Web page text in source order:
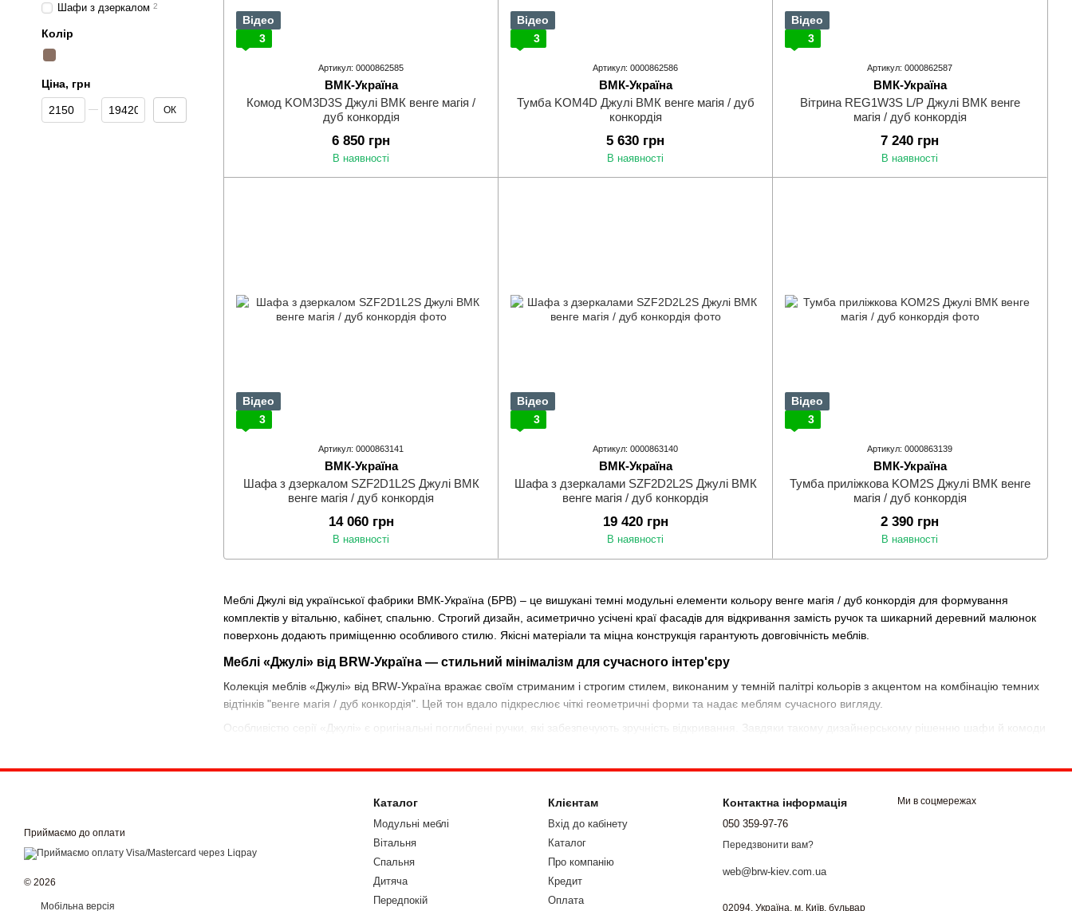
Меблі Джулі від української фабрики ВМК-Україна (БРВ) – це вишукані темні модульні елементи кольору венге магія / дуб конкордія для формування
комплектів у вітальню, кабінет, спальню. Строгий дизайн, асиметрично усічені краї фасадів для відкривання замість ручок та шикарний деревний малюнок
поверхонь додають приміщенню особливого стилю. Якісні матеріали та міцна конструкція гарантують довговічність меблів.
Меблі «Джулі» від BRW-Україна — стильний мінімалізм для сучасного інтер'єру
Колекція меблів «Джулі» від BRW-Україна вражає своїм стриманим і строгим стилем, виконаним у темній палітрі кольорів з акцентом на комбінацію темних
відтінків "венге магія / дуб конкордія". Цей тон вдало підкреслює чіткі геометричні форми та надає меблям сучасного вигляду.
Особливістю серії «Джулі» є оригінальні поглиблені ручки, які забезпечують зручність відкривання. Завдяки такому дизайнерському рішенню шафи й комоди
Модульні меблі «Джулі» підходять для облаштування спальні, вітальні та робочого кабінету. У колекції є чотиридверна шафа для великої кількості речей, а
комфортного робочого простору.
Замовити меблі «Джулі» від BRW-Україна можна в інтернет-магазині «Меблівка» з доставкою по всій Україні.
Відео
3
Артикул: 0000862585
ВМК-Україна
Комод KOM3D3S Джулі ВМК венге магія /
дуб конкордія
6 850 грн
В наявності
Відео
3
Артикул: 0000862586
ВМК-Україна
Тумба KOM4D Джулі ВМК венге магія / дуб
конкордія
5 630 грн
В наявності
Відео
3
Артикул: 0000862587
ВМК-Україна
Вiтрина REG1W3S L/P Джулі ВМК венге
магія / дуб конкордія
7 240 грн
В наявності
Відео
3
Артикул: 0000863141
ВМК-Україна
Шафа з дзеркалом SZF2D1L2S Джулі ВМК
венге магія / дуб конкордія
14 060 грн
В наявності
Відео
3
Артикул: 0000863140
ВМК-Україна
Шафа з дзеркалами SZF2D2L2S Джулі ВМК
венге магія / дуб конкордія
19 420 грн
В наявності
Відео
3
Артикул: 0000863139
ВМК-Україна
Тумба приліжкова KOM2S Джулі ВМК венге
магія / дуб конкордія
2 390 грн
В наявності
Шафи з дзеркалом 2
Колір
Ціна, грн
Від Ціна, грн
До Ціна, грн ОК
Приймаємо до оплати
© 2026
Мобільна версія
Каталог
Модульні меблі
Вітальня
Спальня
Дитяча
Передпокій
Клієнтам
Вхід до кабінету
Каталог
Про компанію
Кредит
Оплата
Контактна інформація
050 359-97-76
Передзвонити вам?
web@brw-kiev.com.ua
02094, Україна, м. Київ, бульвар
Ми в соцмережах